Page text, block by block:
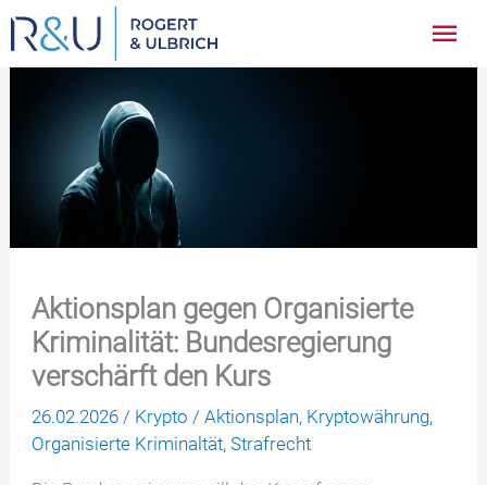
Zum
Inhalt
springen
Aktionsplan gegen Organisierte
Kriminalität: Bundesregierung
verschärft den Kurs
26.02.2026 / Krypto /Aktionsplan, Kryptowährung,
Organisierte Kriminaltät,Strafrecht